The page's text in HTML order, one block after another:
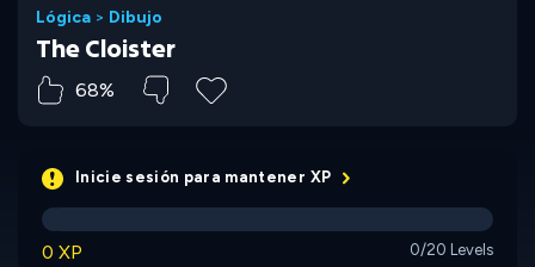
Lógica > Dibujo
The Cloister
68%
Inicie sesión para mantener XP
0 XP 0/20 Levels